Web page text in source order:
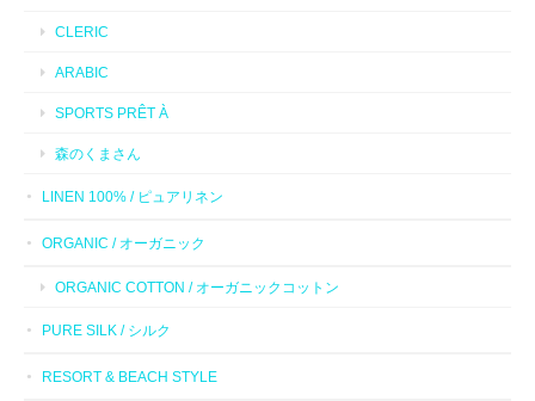
CLERIC
ARABIC
SPORTS PRÊT À
森のくまさん
LINEN 100% / ピュアリネン
ORGANIC / オーガニック
ORGANIC COTTON / オーガニックコットン
PURE SILK / シルク
RESORT & BEACH STYLE